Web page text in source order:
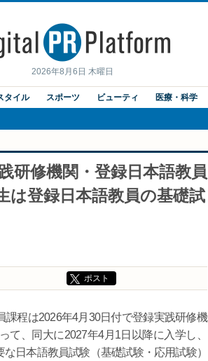
2026年8月6日 木曜日
タイル スポーツ ビューティ 医療・科学
研修機関・登録日本語教員
は登録日本語教員の基礎試
ポスト
程は2026年4月30日付で登録実践研修機
、同大に2027年4月1日以降に入学し、
日本語教員試験（基礎試験・応用試験）